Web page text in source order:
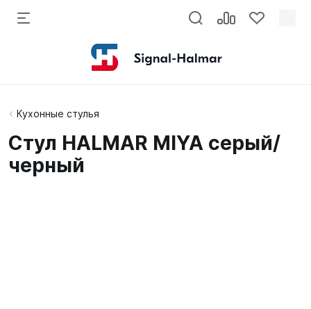
Кухонные стулья
Стул HALMAR MIYA серый/
черный